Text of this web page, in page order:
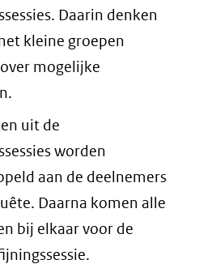
Daarin denken
kleine groepen
mogelijke
uit de
worden
aan de deelnemers
Daarna komen alle
bij elkaar voor de